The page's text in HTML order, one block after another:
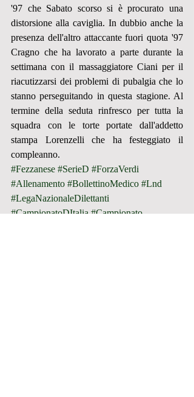
'97 che Sabato scorso si è procurato una
distorsione alla caviglia. In dubbio anche la
presenza dell'altro attaccante fuori quota '97
Cragno che ha lavorato a parte durante la
settimana con il massaggiatore Ciani per il
riacutizzarsi dei problemi di pubalgia che lo
stanno perseguitando in questa stagione. Al
termine della seduta rinfresco per tutta la
squadra con le torte portate dall'addetto
stampa Lorenzelli che ha festeggiato il
compleanno.
#Fezzanese #SerieD #ForzaVerdi
#Allenamento #BollettinoMedico #Lnd
#LegaNazionaleDilettanti
#CampionatoDItalia #Campionato